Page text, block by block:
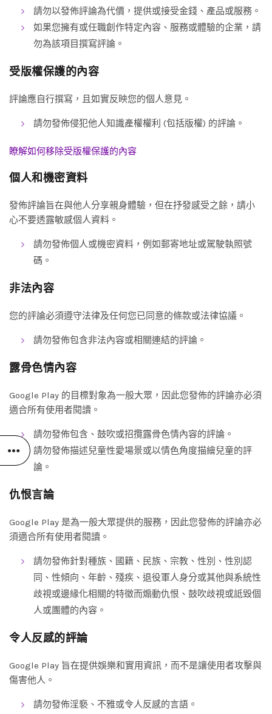
請勿以發佈評論為代價，提供或接受金錢、產品或服務。
如果您擁有或任職創作特定內容、服務或體驗的企業，請
勿為該項目撰寫評論。
受版權保護的內容
評論應自行撰寫，且如實反映您的個人意見。
請勿發佈侵犯他人知識產權權利 (包括版權) 的評論。
瞭解如何移除受版權保護的內容
個人和機密資料
發佈評論旨在與他人分享親身體驗，但在抒發感受之餘，請小
心不要透露敏感個人資料。
請勿發佈個人或機密資料，例如郵寄地址或駕駛執照號
碼。
非法內容
您的評論必須遵守法律及任何您已同意的條款或法律協議。
請勿發佈包含非法內容或相關連結的評論。
露骨色情內容
Google Play 的目標對象為一般大眾，因此您發佈的評論亦必須
適合所有使用者閱讀。
請勿發佈包含、鼓吹或招攬露骨色情內容的評論。
請勿發佈描述兒童性愛場景或以情色角度描繪兒童的評
論。
仇恨言論
Google Play 是為一般大眾提供的服務，因此您發佈的評論亦必
須適合所有使用者閱讀。
請勿發佈針對種族、國籍、民族、宗教、性別、性別認
同、性傾向、年齡、殘疾、退役軍人身分或其他與系統性
歧視或邊緣化相關的特徵而煽動仇恨、鼓吹歧視或詆毀個
人或團體的內容。
令人反感的評論
Google Play 旨在提供娛樂和實用資訊，而不是讓使用者攻擊與
傷害他人。
請勿發佈淫褻、不雅或令人反感的言語。